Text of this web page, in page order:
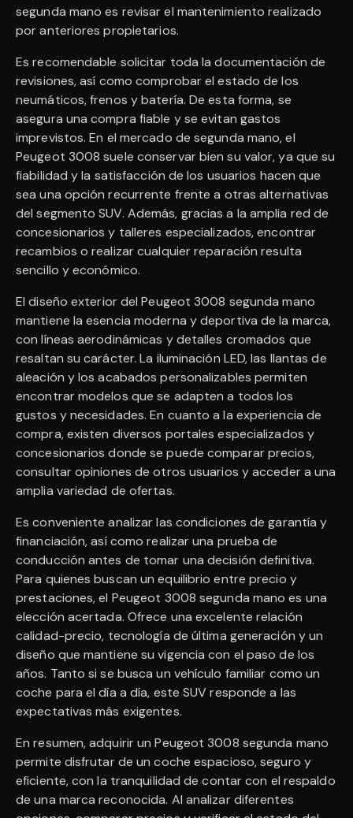
segunda mano es revisar el mantenimiento realizado
por anteriores propietarios.
Es recomendable solicitar toda la documentación de
revisiones, así como comprobar el estado de los
neumáticos, frenos y batería. De esta forma, se
asegura una compra fiable y se evitan gastos
imprevistos. En el mercado de segunda mano, el
Peugeot 3008 suele conservar bien su valor, ya que su
fiabilidad y la satisfacción de los usuarios hacen que
sea una opción recurrente frente a otras alternativas
del segmento SUV. Además, gracias a la amplia red de
concesionarios y talleres especializados, encontrar
recambios o realizar cualquier reparación resulta
sencillo y económico.
El diseño exterior del Peugeot 3008 segunda mano
mantiene la esencia moderna y deportiva de la marca,
con líneas aerodinámicas y detalles cromados que
resaltan su carácter. La iluminación LED, las llantas de
aleación y los acabados personalizables permiten
encontrar modelos que se adapten a todos los
gustos y necesidades. En cuanto a la experiencia de
compra, existen diversos portales especializados y
concesionarios donde se puede comparar precios,
consultar opiniones de otros usuarios y acceder a una
amplia variedad de ofertas.
Es conveniente analizar las condiciones de garantía y
financiación, así como realizar una prueba de
conducción antes de tomar una decisión definitiva.
Para quienes buscan un equilibrio entre precio y
prestaciones, el Peugeot 3008 segunda mano es una
elección acertada. Ofrece una excelente relación
calidad-precio, tecnología de última generación y un
diseño que mantiene su vigencia con el paso de los
años. Tanto si se busca un vehículo familiar como un
coche para el día a día, este SUV responde a las
expectativas más exigentes.
En resumen, adquirir un Peugeot 3008 segunda mano
permite disfrutar de un coche espacioso, seguro y
eficiente, con la tranquilidad de contar con el respaldo
de una marca reconocida. Al analizar diferentes